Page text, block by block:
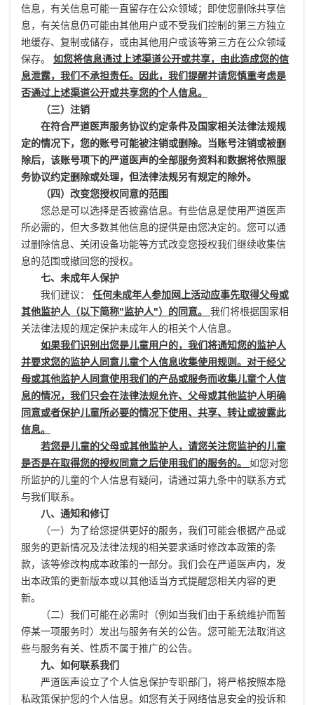
信息，有关信息可能一直留存在公众领域；即使您删除共享信
息，有关信息仍可能由其他用户或不受我们控制的第三方独立
地缓存、复制或储存，或由其他用户或该等第三方在公众领域
保存。 如您将信息通过上述渠道公开或共享，由此造成您的信
息泄露，我们不承担责任。因此，我们提醒并请您慎重考虑是
否通过上述渠道公开或共享您的个人信息。
（三）注销
在符合严道医声服务协议约定条件及国家相关法律法规规
定的情况下，您的账号可能被注销或删除。当账号注销或被删
除后，该账号项下的严道医声的全部服务资料和数据将依照服
务协议约定删除或处理，但法律法规另有规定的除外。
（四）改变您授权同意的范围
您总是可以选择是否披露信息。有些信息是使用严道医声
所必需的，但大多数其他信息的提供是由您决定的。您可以通
过删除信息、关闭设备功能等方式改变您授权我们继续收集信
息的范围或撤回您的授权。
七、未成年人保护
我们建议： 任何未成年人参加网上活动应事先取得父母或
其他监护人（以下简称"监护人"）的同意。 我们将根据国家相
关法律法规的规定保护未成年人的相关个人信息。
如果我们识别出您是儿童用户的，我们将通知您的监护人
并要求您的监护人同意儿童个人信息收集使用规则。对于经父
母或其他监护人同意使用我们的产品或服务而收集儿童个人信
息的情况，我们只会在法律法规允许、父母或其他监护人明确
同意或者保护儿童所必要的情况下使用、共享、转让或披露此
信息。
若您是儿童的父母或其他监护人，请您关注您监护的儿童
是否是在取得您的授权同意之后使用我们的服务的。 如您对您
所监护的儿童的个人信息有疑问，请通过第九条中的联系方式
与我们联系。
八、通知和修订
（一）为了给您提供更好的服务，我们可能会根据产品或
服务的更新情况及法律法规的相关要求适时修改本政策的条
款，该等修改构成本政策的一部分。我们会在严道医声内，发
出本政策的更新版本或以其他适当方式提醒您相关内容的更
新。
（二）我们可能在必需时（例如当我们由于系统维护而暂
停某一项服务时）发出与服务有关的公告。您可能无法取消这
些与服务有关、性质不属于推广的公告。
九、如何联系我们
严道医声设立了个人信息保护专职部门，将严格按照本隐
私政策保护您的个人信息。如您有关于网络信息安全的投诉和